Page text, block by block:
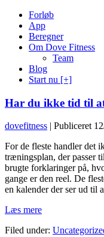
Forløb
App
Beregner
Om Dove Fitness
Team
Blog
Start nu [+]
Har du ikke tid til
dovefitness | Publiceret
For de fleste handler det
træningsplan, der passer
brugte forklaringer på,
gange er den reel. De
en kalender der ser ud
Læs mereHar
ikke
Filed under: